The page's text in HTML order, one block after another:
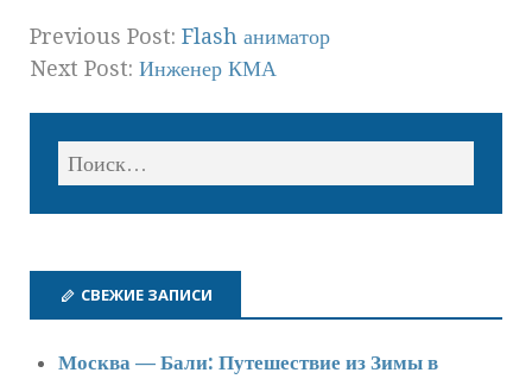
Previous Post: Flash аниматор
Next Post: Инженер КМА
СВЕЖИЕ ЗАПИСИ
Москва — Бали: Путешествие из Зимы в